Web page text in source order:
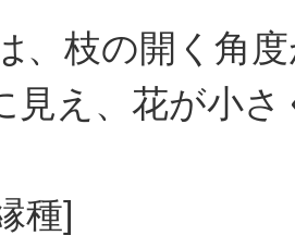
、枝の開く角
見え、花が小
種]